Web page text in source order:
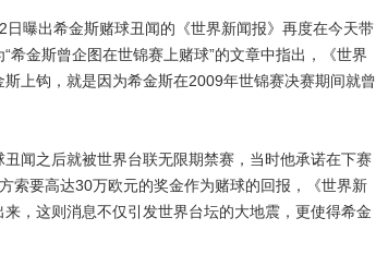
曝出希金斯赌球丑闻的《世界新闻报》再度在今天带
希金斯曾企图在世锦赛上赌球”的文章中指出，《世界
上钩，就是因为希金斯在2009年世锦赛决赛期间就曾
之后就被世界台联无限期禁赛，当时他承诺在下赛
索要高达30万欧元的奖金作为赌球的回报，《世界新
，这则消息不仅引发世界台坛的大地震，更使得希金